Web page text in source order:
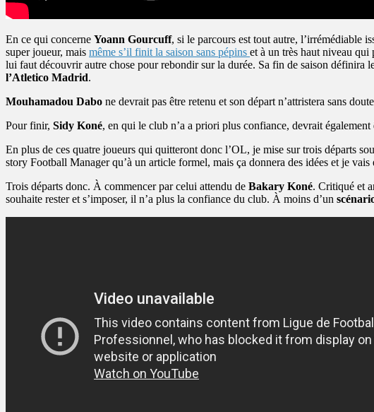
En ce qui concerne Yoann Gourcuff, si le parcours est tout autre, l’irrémédiable
super joueur, mais même s’il finit la saison sans pépins et à un très haut niveau qui
lui faut découvrir autre chose pour rebondir sur la durée. Sa fin de saison définira
l’Atletico Madrid.
Mouhamadou Dabo ne devrait pas être retenu et son départ n’attristera sans
Pour finir, Sidy Koné, en qui le club n’a a priori plus confiance, devrait également
En plus de ces quatre joueurs qui quitteront donc l’OL, je mise sur trois départs
story Football Manager qu’à un article formel, mais ça donnera des idées et je
Trois départs donc. À commencer par celui attendu de Bakary Koné. Critiqué et
souhaite rester et s’imposer, il n’a plus la confiance du club. À moins d’un